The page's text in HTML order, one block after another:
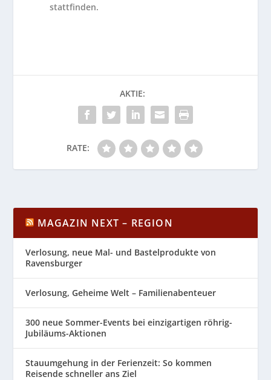
stattfinden.
AKTIE:
RATE:
MAGAZIN NEXT – REGION
Verlosung, neue Mal- und Bastelprodukte von
Ravensburger
Verlosung, Geheime Welt – Familienabenteuer
300 neue Sommer-Events bei einzigartigen röhrig-
Jubiläums-Aktionen
Stauumgehung in der Ferienzeit: So kommen
Reisende schneller ans Ziel